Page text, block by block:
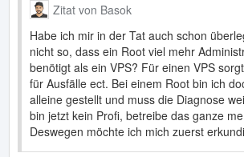
Zitat von Basok
Habe ich mir in der Tat auch schon
nicht so, dass ein Root viel mehr
benötigt als ein VPS? Für einen VPS
für Ausfälle ect. Bei einem Root bin ich
alleine gestellt und muss die Diagnose
bin jetzt kein Profi, betreibe das ganze
Deswegen möchte ich mich zuerst